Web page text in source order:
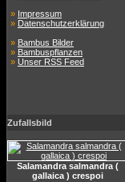
» Impressum
» Datenschutzerklärung
» Bambus Bilder
» Bambuspflanzen
» Unser RSS Feed
Zufallsbild
Salamandra salmandra (
gallaica ) crespoi